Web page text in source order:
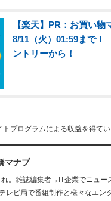
【楽天】PR：お買い物
8/11（火）01:59まで
ントリーから！
プログラムによる収益を得て
マナブ
。雑誌編集者→IT企業でニュー
レビ局で番組制作と様々なエン